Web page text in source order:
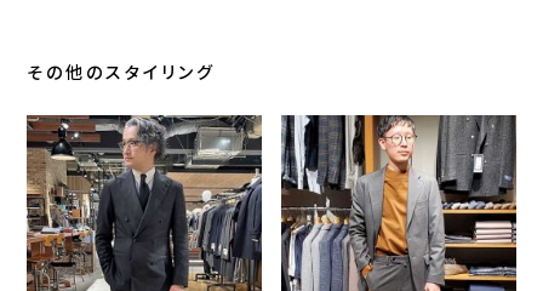
その他のスタイリング